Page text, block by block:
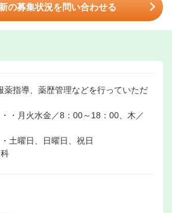
の募集状況を問い合わせる
薬指導、薬歴管理などを行っていただ
・月火水金／8：00～18：00、木／
土曜日、日曜日、祝日